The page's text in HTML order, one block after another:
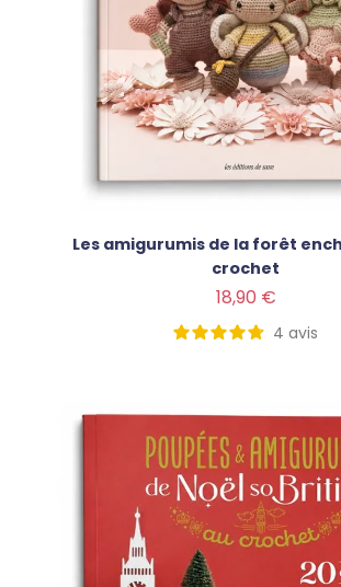
Les amigurumis de la forêt
crochet
18,90 €
4 avis